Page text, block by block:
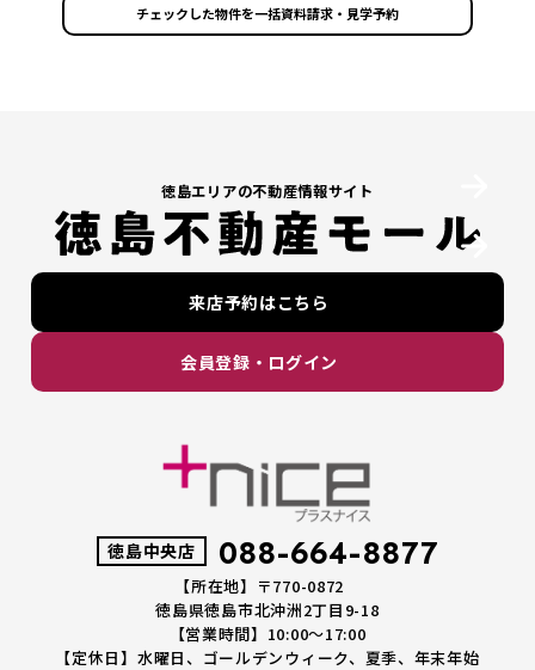
徳島エリアの不動産情報サイト
来店予約はこちら
会員登録・ログイン
徳島中央店 088-664-8877
【所在地】〒770-0872
徳島県徳島市北沖洲2丁目9-18
【営業時間】10:00～17:00
【定休日】水曜日、ゴールデンウィーク、夏季、年末年始